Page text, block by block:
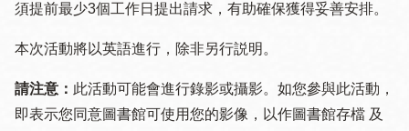
須提 前最少3個工作日提出請求，有助確保獲得妥善安排。
本次活動將以英語進行，除非另行説明。
請注意： 此活動可能會進行錄影或攝影。如您參與此活動，
即表示您同意圖書館可使用您的影像，以作圖書館存檔 及